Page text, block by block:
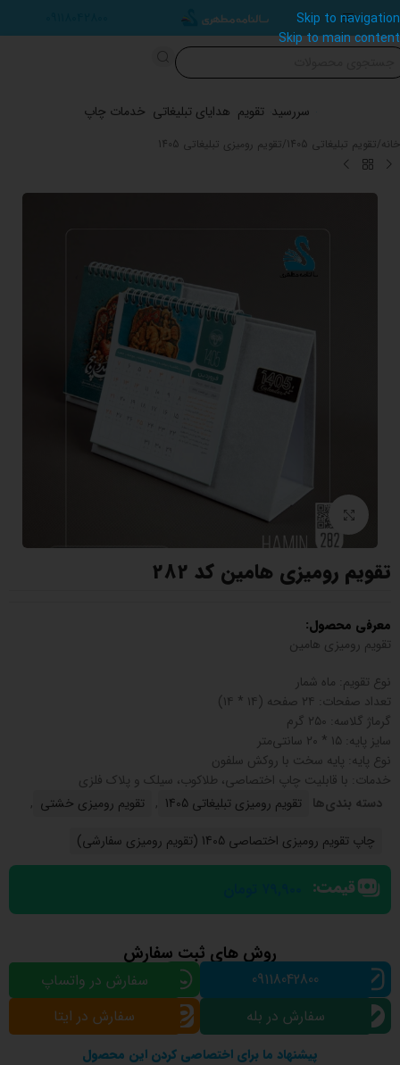
Skip to navigation
Skip to main content
سررسید تقویم هدایای تبلیغاتی خدمات چاپ
خانه /تقویم تبلیغاتی 1405 /تقویم رومیزی تبلیغاتی 1405
بزرگنمایی تصویر
تقویم رومیزی هامین کد 282
معرفی محصول:
تقویم رومیزی هامین
نوع تقویم: ماه شمار
تعداد صفحات: ۲۴ صفحه (۱۴ * ۱۴)
گرماژ گلاسه: ۲۵۰ گرم
سایز پایه: ۱۵ * ۲۰ سانتی‌متر
نوع پایه: پایه سخت با روکش سلفون
خدمات: با قابلیت چاپ اختصاصی، طلاکوب، سیلک و پلاک فلزی
دسته بندی‌ها تقویم رومیزی تبلیغاتی 1405 , تقویم رومیزی خشتی ,
چاپ تقویم رومیزی اختصاصی 1405 (تقویم رومیزی سفارشی)
قیمت:
پیشنهاد ما برای اختصاصی کردن این محصول
روش های ثبت سفارش
09118042800
سفارش در واتساپ
سفارش در بله
سفارش در ایتا